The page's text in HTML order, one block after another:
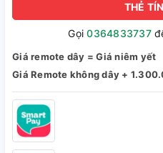
THẺ
Gọi0364833737
Giá remote dây = Giá niêm yết
Giá Remote không dây +